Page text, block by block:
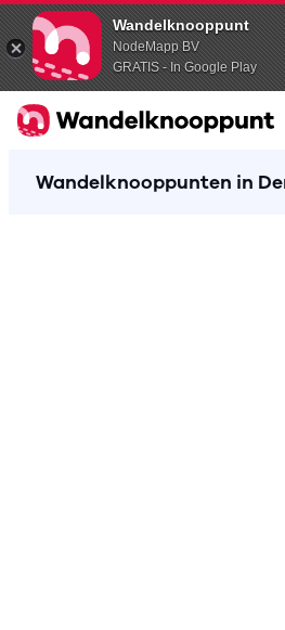
Wandelknooppunt
NodeMapp BV
GRATIS - In Google Play
Wandelknooppunten in